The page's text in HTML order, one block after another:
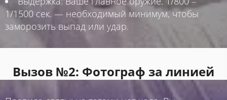
1/1500 сек. — необходимый минимум, чтобы
заморозить выпад или удар.
Вызов №2: Фотограф за линией